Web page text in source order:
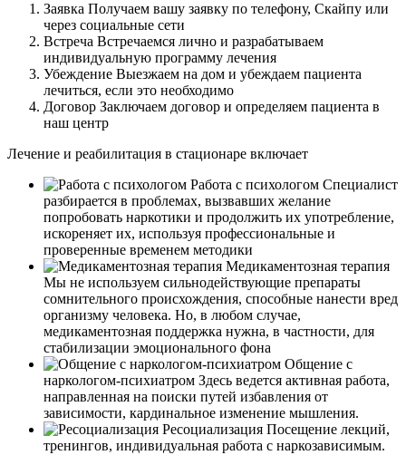
Заявка Получаем вашу заявку по телефону, Скайпу или
через социальные сети
Встреча Встречаемся лично и разрабатываем
индивидуальную программу лечения
Убеждение Выезжаем на дом и убеждаем пациента
лечиться, если это необходимо
Договор Заключаем договор и определяем пациента в
наш центр
Лечение и реабилитация в стационаре включает
Работа с психологом Специалист
разбирается в проблемах, вызвавших желание
попробовать наркотики и продолжить их употребление,
искореняет их, используя профессиональные и
проверенные временем методики
Медикаментозная терапия
Мы не используем сильнодействующие препараты
сомнительного происхождения, способные нанести вред
организму человека. Но, в любом случае,
медикаментозная поддержка нужна, в частности, для
стабилизации эмоционального фона
Общение с
наркологом-психиатром Здесь ведется активная работа,
направленная на поиски путей избавления от
зависимости, кардинальное изменение мышления.
Ресоциализация Посещение лекций,
тренингов, индивидуальная работа с наркозависимым.